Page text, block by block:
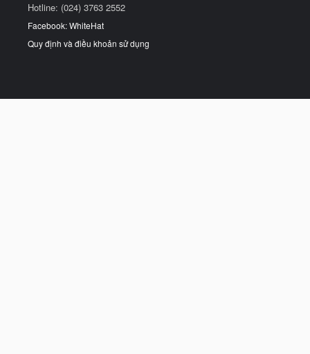
Hotline: (024) 3763 2552
Facebook: WhiteHat
Quy định và điều khoản sử dụng